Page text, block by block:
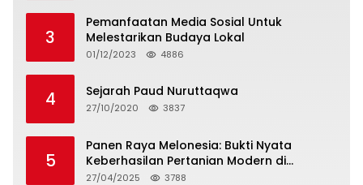
3
Pemanfaatan Media Sosial Untuk
Melestarikan Budaya Lokal
01/12/2023 4886
4 Sejarah Paud Nuruttaqwa
27/10/2020 3837
5
Panen Raya Melonesia: Bukti Nyata
Keberhasilan Pertanian Modern di
Kabupaten Bekasi
27/04/2025 3788